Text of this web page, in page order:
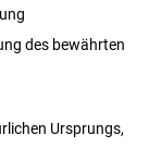
des bewährten
Ursprungs,